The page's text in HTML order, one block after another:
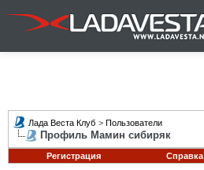
Лада Веста Клуб > Пользователи
Профиль Мамин сибиряк
Регистрация Справка